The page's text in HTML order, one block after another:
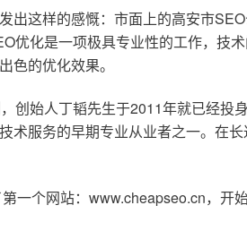
出这样的感慨：市面上的高安市
优化是一项极具专业性的工作，技
色的优化效果。
创始人丁韬先生于2011年就已经
术服务的早期专业从业者之一。在
一个网站：www.cheapseo.cn，开